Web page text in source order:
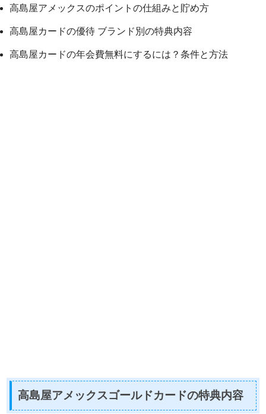
高島屋アメックスのポイントの仕組みと貯め方
高島屋カードの優待 ブランド別の特典内容
高島屋カードの年会費無料にするには？条件と方法
高島屋アメックスゴールドカードの特典内容